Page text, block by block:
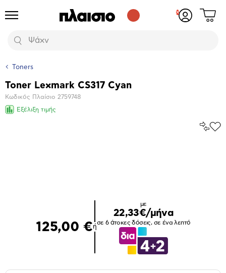
Προϊόντα
Αναζήτηση
Δες
Toners
Βασικά
χαρακτηριστικά
Toner Lexmark CS317 Cyan
Κωδικός Πλαίσιο 2759748
Εξέλιξη τιμής
125,00 €ή
με
22,33€/μήνα
σε 6 άτοκες δόσεις, σε ένα λεπτό